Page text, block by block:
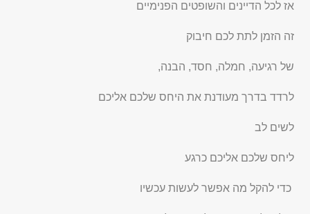
אז לכל הדיינים והשופטים הפנימיים
זה הזמן לתת לכם חיבוק
של רגיעה, חמלה, חסד, הבנה,
לרדד בדרך מעודנת את היחס שלכם אליכם
לשים לב
ליחס שלכם אליכם כרגע
כדי להקל מה אפשר לעשות עכשיו